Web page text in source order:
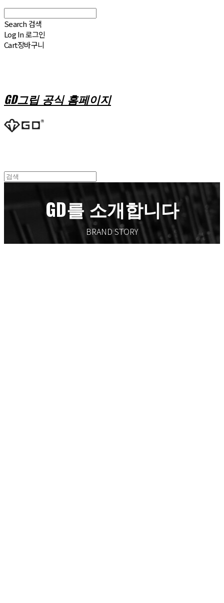
Search 검색
Log In로그인
Cart장바구니
GD그립 공식 홈페이지
GD를 소개합니다
BRAND STORY